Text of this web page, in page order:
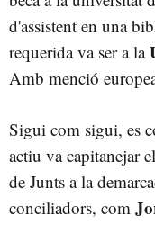
d'assistent en una
requerida va ser a la
Amb menció
Sigui com sigui, es
actiu va capitanejar
de Junts a la
conciliadors, com